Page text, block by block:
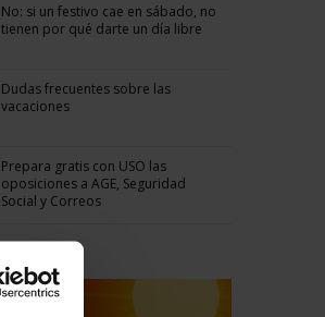
No: si un festivo cae en sábado, no
tienen por qué darte un día libre
Dudas frecuentes sobre las
vacaciones
Prepara gratis con USO las
oposiciones a AGE, Seguridad
Social y Correos